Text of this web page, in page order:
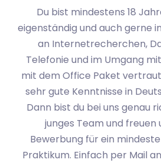
Du bist mindestens 18
eigenständig und auch gerne
an Internetrecherchen,
Telefonie und im Umgang
mit dem Office Paket
sehr gute Kenntnisse in
Dann bist du bei uns genau
junges Team und freuen
Bewerbung für ein
Praktikum. Einfach per Mail